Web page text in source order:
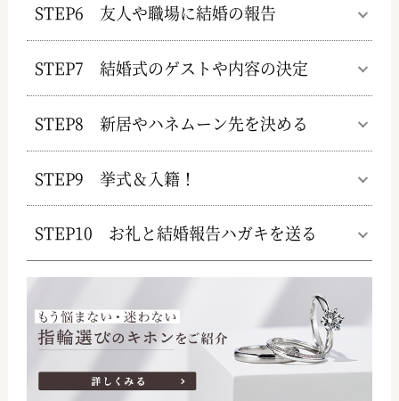
STEP6 友人や職場に結婚の報告
STEP7 結婚式のゲストや内容の決定
STEP8 新居やハネムーン先を決める
STEP9 挙式＆入籍！
STEP10 お礼と結婚報告ハガキを送る